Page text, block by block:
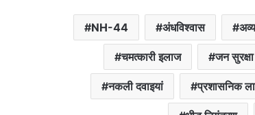
NH-44 अंधविश्वास
चमत्कारी इलाज जन सुरक्षा
नकली दवाइयां प्रशासनिक